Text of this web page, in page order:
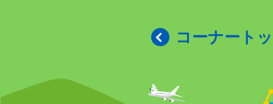
コーナート